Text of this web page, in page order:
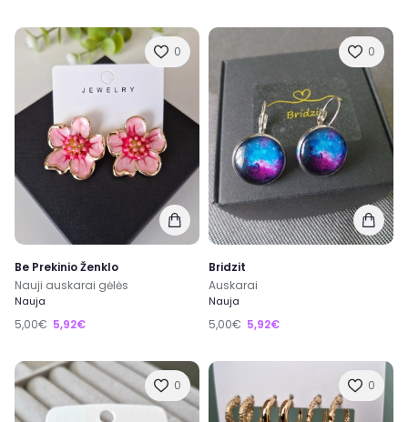
0
Be Prekinio Ženklo
Nauji auskarai gėlės
Nauja
5,00€ 5,92€
0
Bridzit
Auskarai
Nauja
5,00€ 5,92€
0 0